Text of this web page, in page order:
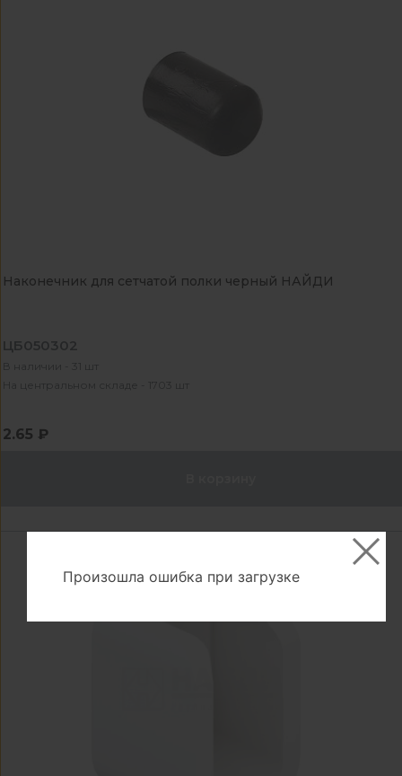
Наконечник для сетчатой полки черный НАЙДИ
ЦБ050302
В наличии - 31 шт
На центральном складе - 1703 шт
2.65 ₽
Произошла ошибка при загрузке